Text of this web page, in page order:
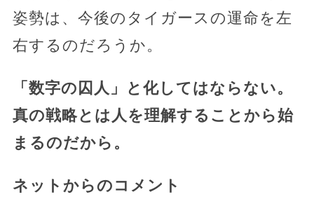
姿勢は、今後のタイガースの運命を左
右するのだろうか。
「数字の囚人」と化してはならない。
真の戦略とは人を理解することから始
まるのだから。
ネットからのコメント